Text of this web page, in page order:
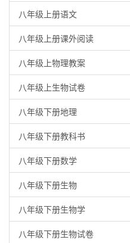
八年级上册语文
八年级上册课外阅读
八年级上物理教案
八年级上生物试卷
八年级下册地理
八年级下册教科书
八年级下册数学
八年级下册生物
八年级下册生物学
八年级下册生物试卷